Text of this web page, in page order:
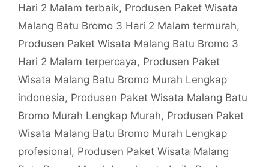
Hari 2 Malam terbaik, Produsen Paket Wisata
Malang Batu Bromo 3 Hari 2 Malam termurah,
Produsen Paket Wisata Malang Batu Bromo 3
Hari 2 Malam terpercaya, Produsen Paket
Wisata Malang Batu Bromo Murah Lengkap
indonesia, Produsen Paket Wisata Malang Batu
Bromo Murah Lengkap Murah, Produsen Paket
Wisata Malang Batu Bromo Murah Lengkap
profesional, Produsen Paket Wisata Malang